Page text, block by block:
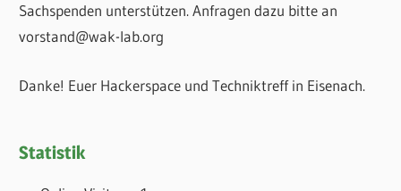
Sachspenden unterstützen. Anfragen dazu bitte an
vorstand@wak-lab.org
Danke! Euer Hackerspace und Techniktreff in Eisenach.
Statistik